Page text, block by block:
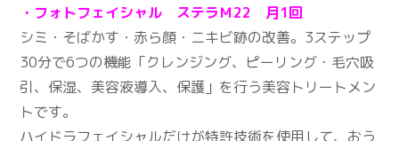
・フォトフェイシャル ステラＭ22 月1回
シミ・そばかす・赤ら顔・ニキビ跡の改善。3ステップ
30分で6つの機能「クレンジング、ピーリング・毛穴吸
引、保湿、美容液導入、保護」を行う美容トリートメン
トです。
ハイドラフェイシャルだけが特許技術を使用して、おう